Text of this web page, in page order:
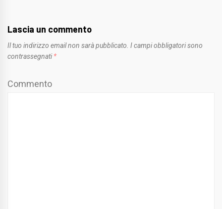
Lascia un commento
Il tuo indirizzo email non sarà pubblicato. I campi obbligatori sono
contrassegnati *
Commento